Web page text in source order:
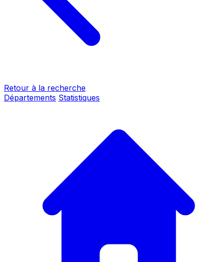
Retour à la recherche
Départements Statistiques